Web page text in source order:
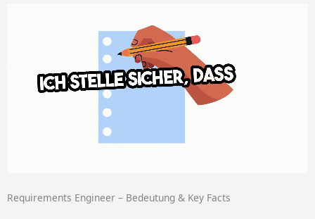
Requirements Engineer – Bedeutung & Key Facts